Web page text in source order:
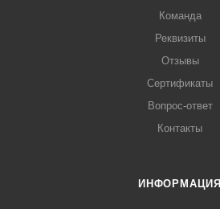
Команда
Реквизиты
Отзывы
Сертификаты
Вопрос-ответ
Контакты
ИНФОРМАЦИЯ